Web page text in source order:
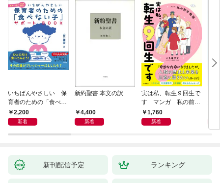
いちばんやさしい 保
育者のための「食べな
い子」サポートＢＯＯ
Ｋ 偏食・少食のお悩
2,200
新着
新約聖書 本文の訳
4,400
新着
実は私、転生９回生で
す マンガ 私の前世
物語1,760
新着
が
新刊配信予定 ランキング